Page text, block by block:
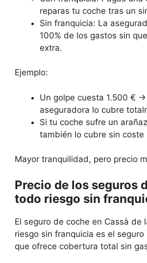
reparas tu coche tras un
Sin franquicia: La
100% de los gastos sin
extra.
Ejemplo:
Un golpe cuesta 1.500 €
aseguradora lo cubre
Si tu coche sufre un
también lo cubre sin coste
Mayor tranquilidad, pero precio
Precio de los seguros
todo riesgo sin
El seguro de coche en Cassà de
riesgo sin franquicia es el seguro
que ofrece cobertura total sin